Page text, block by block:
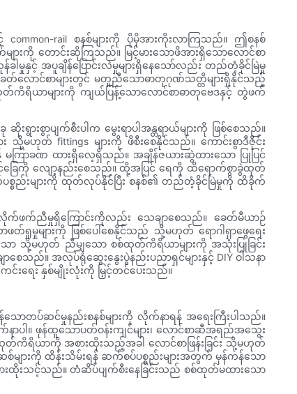
common-rail စနစ်များကို ပိုမိုအားကိုးလာကြသည်။ ဤစနစ်
ျားကို တောင်းဆိုကြသည်။ မြင့်မားသောဖိအားရှိသောလောင်စာ
နှင့် အပူချိန်ပြောင်းလဲမှုများရှိနေသော်လည်း တည်တံ့ခိုင်မြဲမှု
ောင်စာများတွင် မတူညီသောဓာတုဂုဏ်သတ္တိများရှိနိုင်သည့်
တ်ကိရိယာများကို ကျယ်ပြန့်သောလောင်စာဓာတုဗေဒနှင့် တွဲဖက်
စွာပျက်စီးပါက မွေးရာပါအန္တရာယ်များကို ဖြစ်စေသည်။
သို့မဟုတ် fittings များကို ဖိစီးစေနိုင်သည်။ ကောင်းစွာဒီဇိုင်း
မကြာခဏ ထားရှိလေ့ရှိသည်။ အချိန်ဇယားဆွဲထားသော ပြုပြင်
င်ခြေကို လျော့နည်းစေသည်။ ထို့အပြင် ရေကို ထိရောက်စွာခွဲထုတ်
စ္စည်းများကို ထုတ်လုပ်နိုင်ပြီး စနစ်၏ တည်တံ့ခိုင်မြဲမှုကို ထိခိုက်
လိုက်ဖက်ညီမှုရှိကြောင်းကိုလည်း သေချာစေသည်။ ခေတ်မီယာဉ်
မှုများကို ဖြစ်ပေါ်စေနိုင်သည် သို့မဟုတ် ရောဂါရှာဖွေရေး
ာ သို့မဟုတ် ညီမျှသော စစ်ထုတ်ကိရိယာများကို အသုံးပြုခြင်း
ေသည်။ အလုပ်ရုံဆွေးနွေးပွဲနည်းပညာရှင်များနှင့် DIY ဝါသနာ
းရေး နှစ်မျိုးလုံးကို မြှင့်တင်ပေးသည်။
ောတပ်ဆင်မှုနည်းစနစ်များကို လိုက်နာရန် အရေးကြီးပါသည်။
ပါ။ ဖုန်ထူသောပတ်ဝန်းကျင်များ၊ လောင်စာဆီအရည်အသွေး
ရိယာကို အစားထိုးသည့်အခါ လောင်စာဖြန်းခြင်း သို့မဟုတ်
များကို ထိန်းသိမ်းရန် ဆက်စပ်ပစ္စည်းများအတွက် မှန်ကန်သော
အစားထိုးသင့်သည်။ တံဆိပ်ပျက်စီးနေခြင်းသည် စစ်ထုတ်မထားသော